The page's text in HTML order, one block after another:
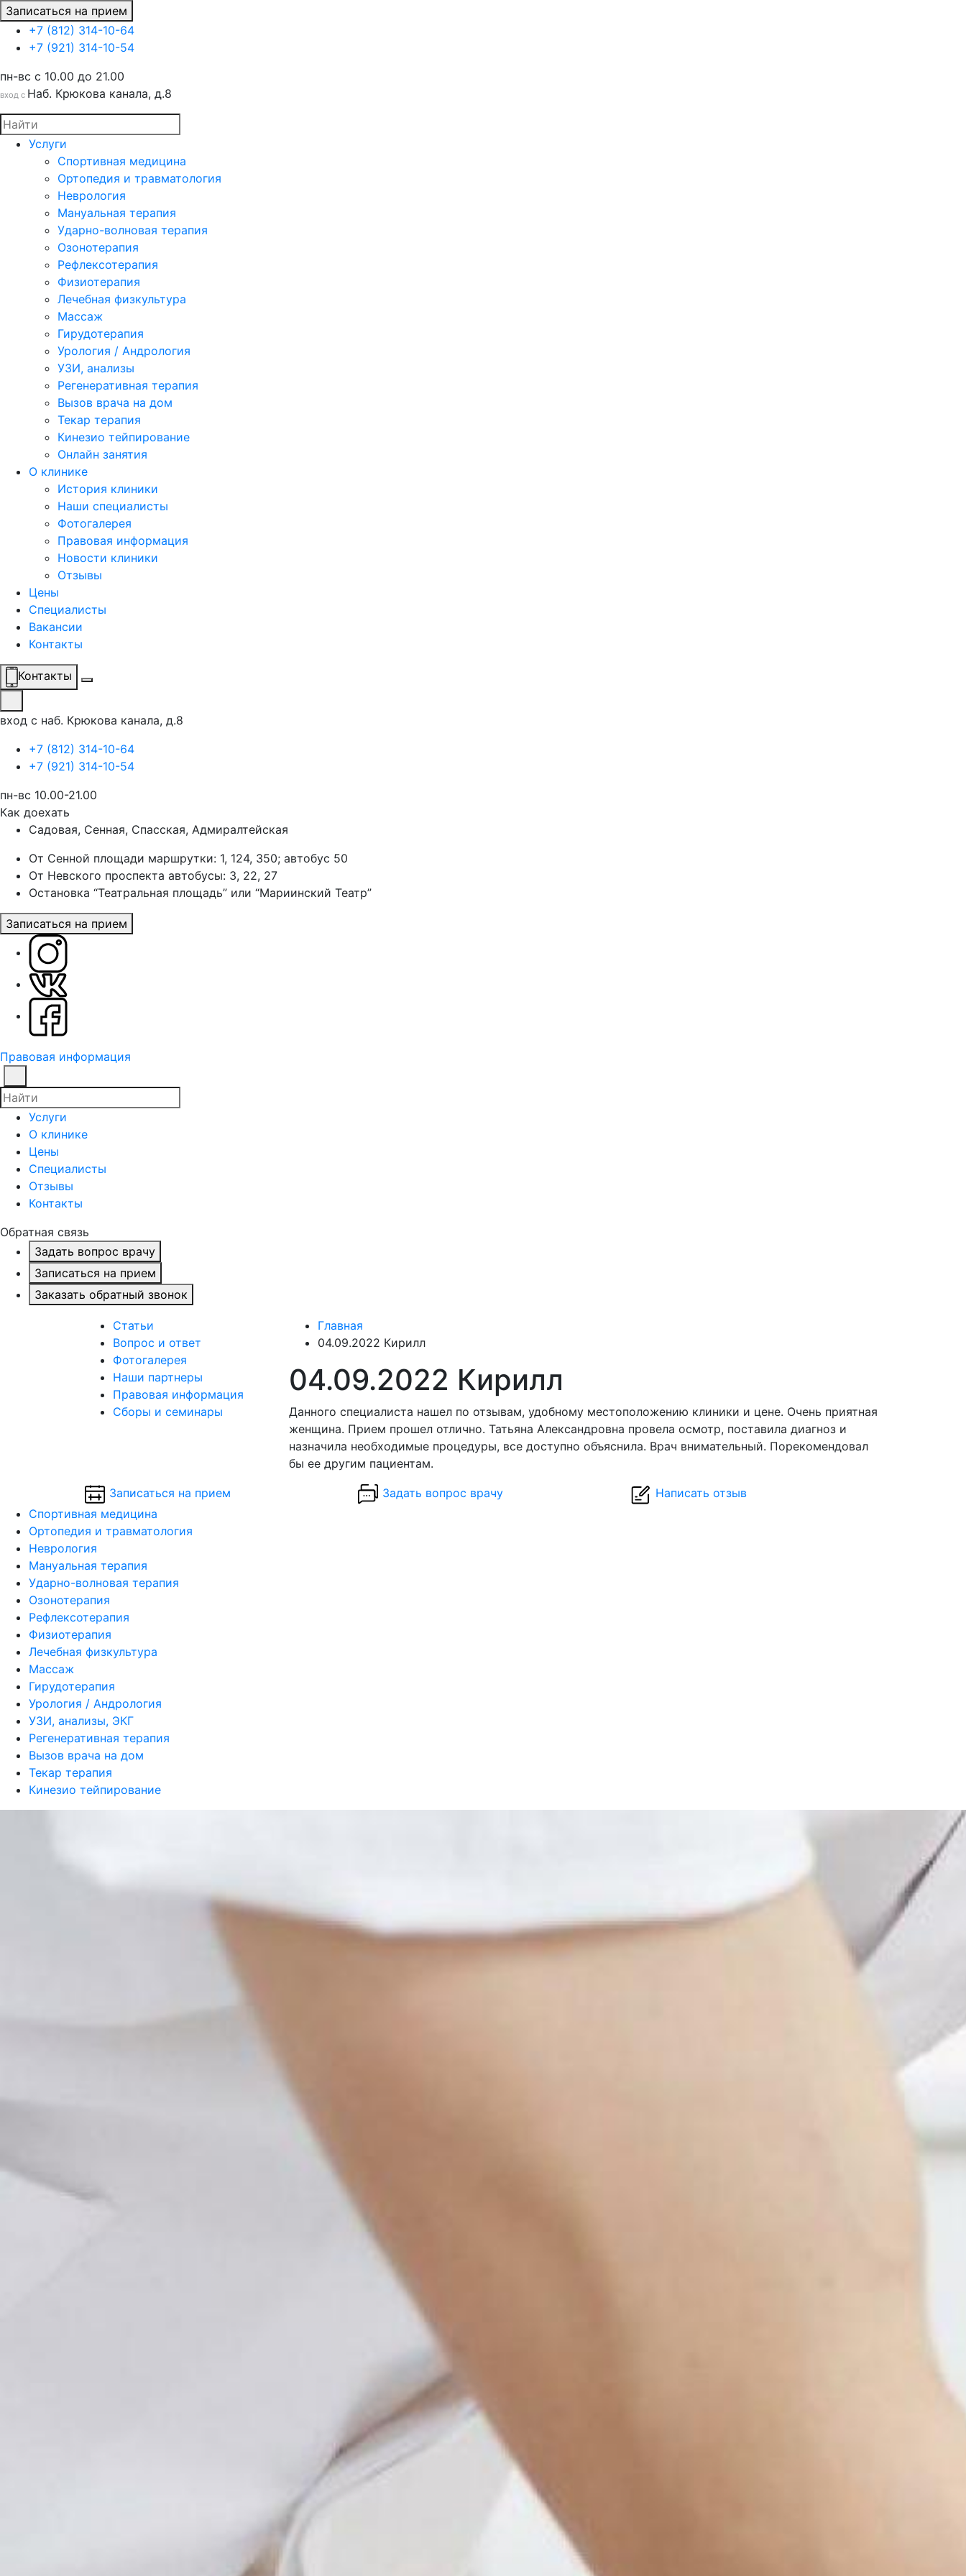
Записаться на прием
+7 (812) 314-10-64
+7 (921) 314-10-54
пн-вс c 10.00 до 21.00
вход с Наб. Крюкова канала, д.8
Услуги
Спортивная медицина
Ортопедия и травматология
Неврология
Мануальная терапия
Ударно-волновая терапия
Озонотерапия
Рефлексотерапия
Физиотерапия
Лечебная физкультура
Массаж
Гирудотерапия
Урология / Андрология
УЗИ, анализы
Регенеративная терапия
Вызов врача на дом
Текар терапия
Кинезио тейпирование
Онлайн занятия
О клинике
История клиники
Наши специалисты
Фотогалерея
Правовая информация
Новости клиники
Отзывы
Цены
Специалисты
Вакансии
Контакты
Контакты
вход с наб. Крюкова канала, д.8
+7 (812) 314-10-64
+7 (921) 314-10-54
пн-вс 10.00-21.00
Как доехать
Садовая, Сенная, Спасская, Адмиралтейская
От Сенной площади маршрутки: 1, 124, 350; автобус 50
От Невского проспекта автобусы: 3, 22, 27
Остановка “Театральная площадь” или “Мариинский Театр”
Записаться на прием
Правовая информация
Услуги
О клинике
Цены
Специалисты
Отзывы
Контакты
Обратная связь
Задать вопрос врачу
Записаться на прием
Заказать обратный звонок
Статьи
Вопрос и ответ
Фотогалерея
Наши партнеры
Правовая информация
Сборы и семинары
Главная
04.09.2022 Кирилл
04.09.2022 Кирилл
Данного специалиста нашел по отзывам, удобному местоположению клиники и цене. Очень приятная
женщина. Прием прошел отлично. Татьяна Александровна провела осмотр, поставила диагноз и
назначила необходимые процедуры, все доступно объяснила. Врач внимательный. Порекомендовал
бы ее другим пациентам.
Записаться на прием Задать вопрос врачу
Написать отзыв
Спортивная медицина
Ортопедия и травматология
Неврология
Мануальная терапия
Ударно-волновая терапия
Озонотерапия
Рефлексотерапия
Физиотерапия
Лечебная физкультура
Массаж
Гирудотерапия
Урология / Андрология
УЗИ, анализы, ЭКГ
Регенеративная терапия
Вызов врача на дом
Текар терапия
Кинезио тейпирование